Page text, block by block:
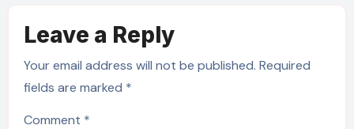
Leave a Reply
Your email address will not be published. Required
fields are marked *
Comment *